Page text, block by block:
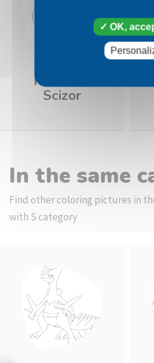
Pokémon
Scizor
In the same
Find other coloring pictures in
with S category
OK,